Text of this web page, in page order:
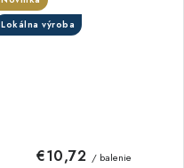
Lokálna výroba
€10,72 / balenie